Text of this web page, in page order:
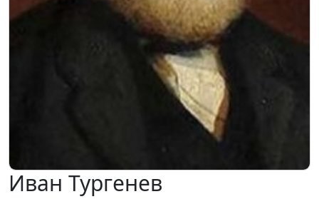
Иван Тургенев